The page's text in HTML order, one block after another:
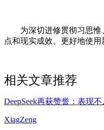
为深切进修贯彻习思惟、
点和现实成效。更好地使
相关文章推荐
DeepSeek再获赞誉：表现
XiagZeng